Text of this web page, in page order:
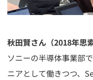
秋田賢さん（2018年思
ソニーの半導体事業部
ニアとして働きつつ、